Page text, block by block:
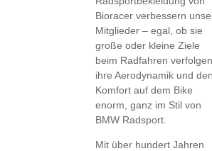
Bioracer verbessern
Mitglieder – egal, ob sie
große oder kleine Ziele
beim Radfahren
ihre Aerodynamik und den
Komfort auf dem Bike
enorm, ganz im Stil von
BMW Radsport.
Mit über hundert Jahren